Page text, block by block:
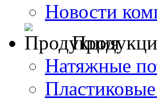
Новости
Натяжные